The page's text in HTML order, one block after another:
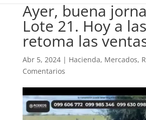
Ayer, buena
Lote 21. Hoy a
retoma las
Abr 5, 2024| Hacienda, Mercados,
Comentarios